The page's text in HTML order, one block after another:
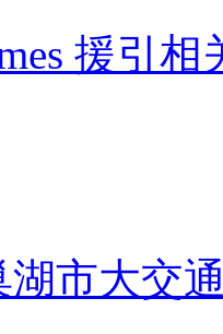
援引
湖市大交